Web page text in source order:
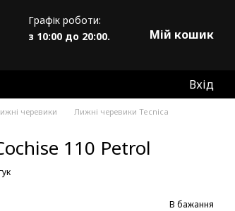
Графік роботи:
з 10:00 до 20:00.
Мій кошик
Вхід
черевики
Лижні черевики Tecnica
110 Petrol
В бажання